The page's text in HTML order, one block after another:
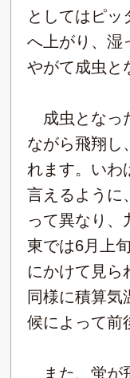
としてはピッ
へ上がり、湿
やがて成虫と
成虫となっ
ながら飛翔し
れます。いわ
言えるように
って異なり、
東では6月上
にかけて見ら
同様に積算気
候によって前
また、蛍が